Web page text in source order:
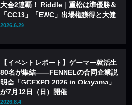
大会2連覇！ Riddle｜重松は準優勝＆
「CC13」「EWC」出場権獲得と大健
闘！
2026.6.29
【イベントレポート】ゲーマー就活生
80名が集結——FENNELの合同企業説
明会「GCEXPO 2026 in Okayama」
が7月12日（日）開催
2026.8.4